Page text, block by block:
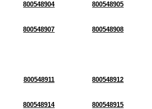
800548904 800548905
800548907 800548908
800548911 800548912
800548914 800548915